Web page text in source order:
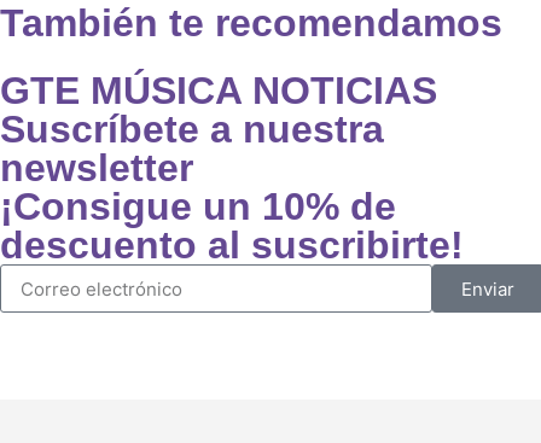
También te recomendamos
GTE MÚSICA NOTICIAS
Suscríbete a nuestra
newsletter
¡Consigue un 10% de
descuento al suscribirte!
Enviar